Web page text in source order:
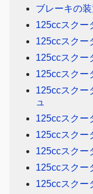
ブレーキの
125ccスクー
125ccスクー
125ccスクー
125ccスクー
125ccスクー
ュ
125ccスクー
125ccスクー
125ccスクー
125ccスクー
125ccスクー